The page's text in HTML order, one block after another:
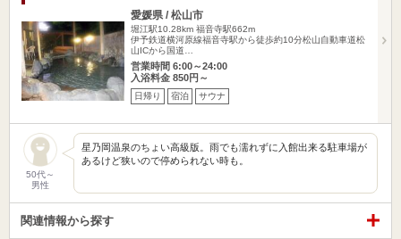
愛媛県 / 松山市
堀江駅10.28km 福音寺駅662m
伊予鉄道横河原線福音寺駅から徒歩約10分松山自動車道松
山ICから国道…
営業時間 6:00～24:00
入浴料金 850円～
日帰り 宿泊 サウナ
50代～
男性
星乃岡温泉のちょい高級版。雨でも濡れずに入館出来る駐車場が
あるけど狭いので停められない時も。
関連情報から探す